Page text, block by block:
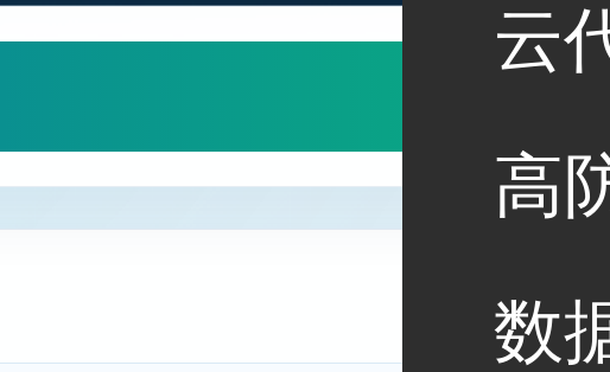
云
高
数